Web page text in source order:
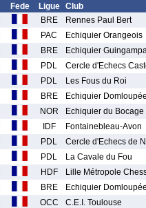
Fede Ligue Club
BRE Rennes Paul Bert
PAC Echiquier Orangeois
BRE Echiquier
PDL Cercle d'Echecs
PDL Les Fous du Roi
BRE Echiquier
NOR Echiquier du
IDF Fontainebleau-Avon
PDL Cercle d'Echecs de
PDL La Cavale du Fou
HDF Lille Métropole
BRE Echiquier
OCC C.E.I. Toulouse